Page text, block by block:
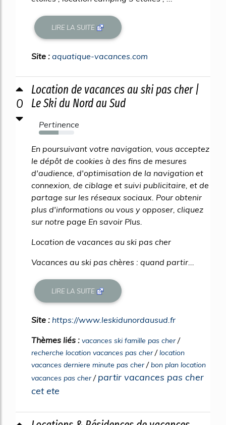
LIRE LA SUITE
Site : aquatique-vacances.com
0
Location de vacances au ski pas cher |
Le Ski du Nord au Sud
Pertinence
55%
En poursuivant votre navigation, vous acceptez
le dépôt de cookies à des fins de mesures
d'audience, d'optimisation de la navigation et
connexion, de ciblage et suivi publicitaire, et de
partage sur les réseaux sociaux. Pour obtenir
plus d'informations ou vous y opposer, cliquez
sur notre page En savoir Plus.
Location de vacances au ski pas cher
Vacances au ski pas chères : quand partir...
LIRE LA SUITE
Site : https://www.leskidunordausud.fr
Thèmes liés : vacances ski famille pas cher/
recherche location vacances pas cher/location
vacances derniere minute pas cher/bon plan location
vacances pas cher/ partir vacances pas cher
cet ete